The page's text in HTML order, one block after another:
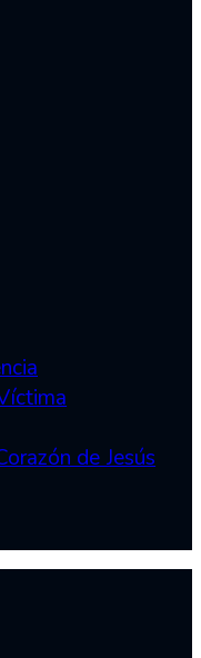
de Jesús